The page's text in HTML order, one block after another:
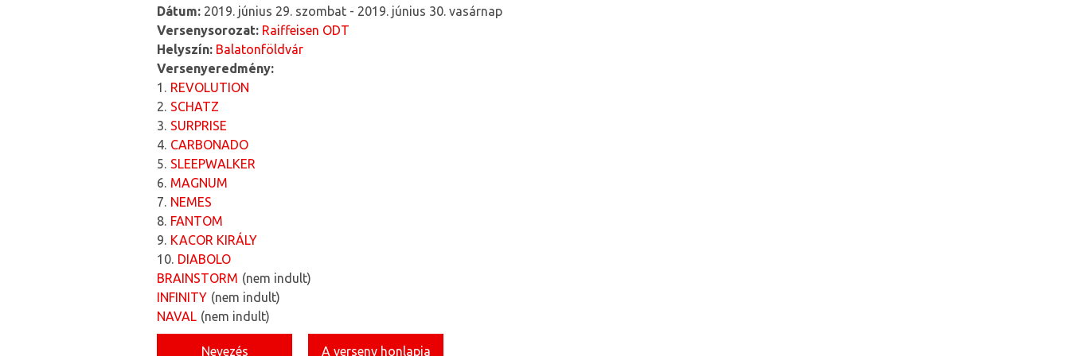
Dátum: 2019. június 29. szombat - 2019. június 30. vasárnap
Versenysorozat: Raiffeisen ODT
Helyszín: Balatonföldvár
Versenyeredmény:
1
REVOLUTION
2 SCHATZ
3 SURPRISE
4 CARBONADO
5 SLEEPWALKER
6 MAGNUM
7 NEMES
8 FANTOM
9 KACOR KIRÁLY
10 DIABOLO
BRAINSTORM
nem indult
INFINITY
nem indult
NAVAL
nem indult
Nevezés A verseny honlapja